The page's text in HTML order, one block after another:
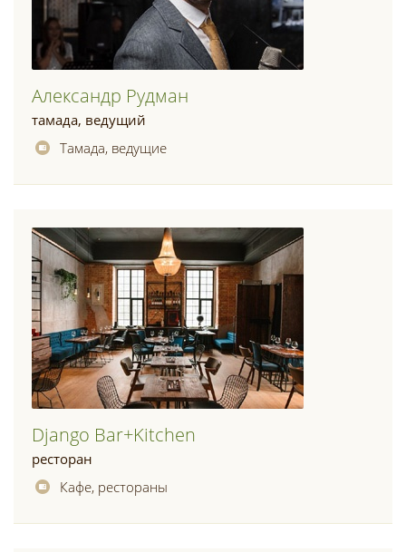
Александр Рудман
тамада, ведущий
Тамада, ведущие
Django Bar+kitchen
ресторан
Кафе, рестораны